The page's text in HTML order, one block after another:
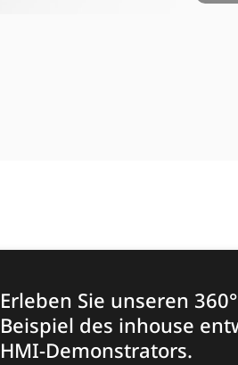
Erleben Sie unseren
Beispiel des inhouse
HMI-Demonstrators.